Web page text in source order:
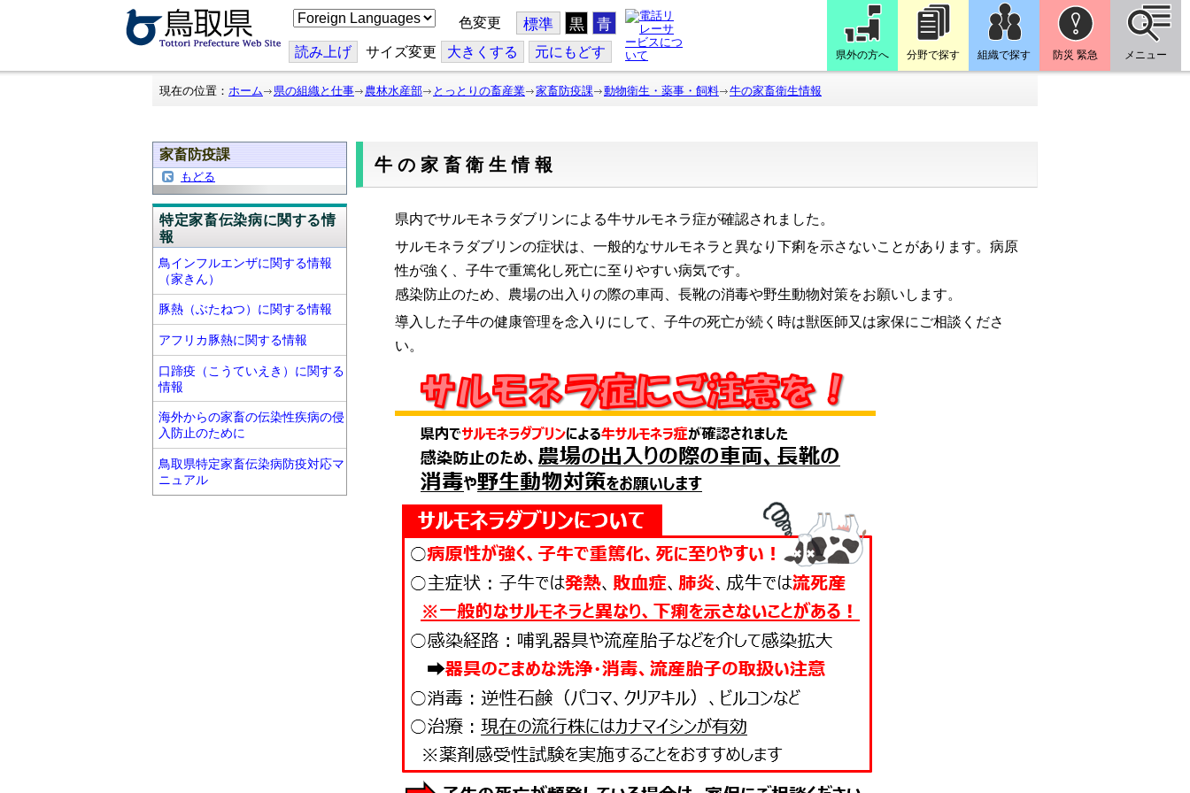
こ
の
ジ
を
翻
色変更 標準 黒 青
読み上げ サイズ変更 大きくする 元にもどす 県外の方へ 分野で探す 組織で探す 防災 緊急 メニュー
現在の位置： ホーム 県の組織と仕事 農林水産部 とっとりの畜産業 家畜防疫課 動物衛生・薬事・飼料 牛の家畜衛生情報
家畜防疫課
もどる
特定家畜伝染病に関する情
報
鳥インフルエンザに関する情報
（家きん）
豚熱（ぶたねつ）に関する情報
アフリカ豚熱に関する情報
口蹄疫（こうていえき）に関する
情報
海外からの家畜の伝染性疾病の侵
入防止のために
鳥取県特定家畜伝染病防疫対応マ
ニュアル
牛の家畜衛生情報
県内でサルモネラダブリンによる牛サルモネラ症が確認されました。
サルモネラダブリンの症状は、一般的なサルモネラと異なり下痢を示さないことがあります。病原
性が強く、子牛で重篤化し死亡に至りやすい病気です。
感染防止のため、農場の出入りの際の車両、長靴の消毒や野生動物対策をお願いします。
導入した子牛の健康管理を念入りにして、子牛の死亡が続く時は獣医師又は家保にご相談くださ
い。